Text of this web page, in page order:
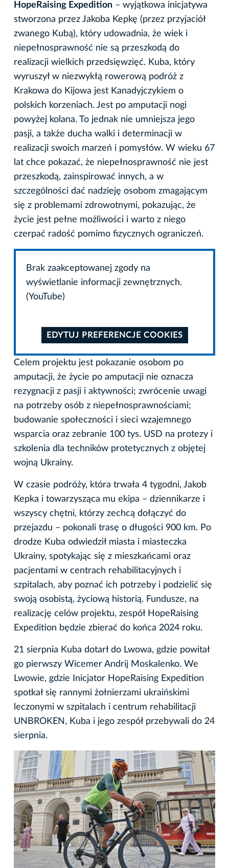
HopeRaising Expedition – wyjątkowa inicjatywa
stworzona przez Jakoba Kepkę (przez przyjaciół
zwanego Kubą), który udowadnia, że wiek i
niepełnosprawność nie są przeszkodą do
realizacji wielkich przedsięwzięć. Kuba, który
wyruszył w niezwykłą rowerową podróż z
Krakowa do Kijowa jest Kanadyjczykiem o
polskich korzeniach. Jest po amputacji nogi
powyżej kolana. To jednak nie umniejsza jego
pasji, a także ducha walki i determinacji w
realizacji swoich marzeń i pomysłów. W wieku 67
lat chce pokazać, że niepełnosprawność nie jest
przeszkodą, zainspirować innych, a w
szczególności dać nadzieję osobom zmagającym
się z problemami zdrowotnymi, pokazując, że
życie jest pełne możliwości i warto z niego
czerpać radość pomimo fizycznych ograniczeń.
Brak zaakceptowanej zgody na
wyświetlanie informacji zewnętrznych.
(YouTube)
EDYTUJ PREFERENCJE COOKIES
Celem projektu jest pokazanie osobom po
amputacji, że życie po amputacji nie oznacza
rezygnacji z pasji i aktywności; zwrócenie uwagi
na potrzeby osób z niepełnosprawnościami;
budowanie społeczności i sieci wzajemnego
wsparcia oraz zebranie 100 tys. USD na protezy i
szkolenia dla techników protetycznych z objętej
wojną Ukrainy.
W czasie podróży, która trwała 4 tygodni, Jakob
Kepka i towarzysząca mu ekipa – dziennikarze i
wszyscy chętni, którzy zechcą dołączyć do
przejazdu – pokonali trasę o długości 900 km. Po
drodze Kuba odwiedził miasta i miasteczka
Ukrainy, spotykając się z mieszkańcami oraz
pacjentami w centrach rehabilitacyjnych i
szpitalach, aby poznać ich potrzeby i podzielić się
swoją osobistą, życiową historią. Fundusze, na
realizację celów projektu, zespół HopeRaising
Expedition będzie zbierać do końca 2024 roku.
21 sierpnia Kuba dotarł do Lwowa, gdzie powitał
go pierwszy Wicemer Andrij Moskalenko. We
Lwowie, gdzie Inicjator HopeRaising Expedition
spotkał się rannymi żołnierzami ukraińskimi
leczonymi w szpitalach i centrum rehabilitacji
UNBROKEN, Kuba i jego zespół przebywali do 24
sierpnia.